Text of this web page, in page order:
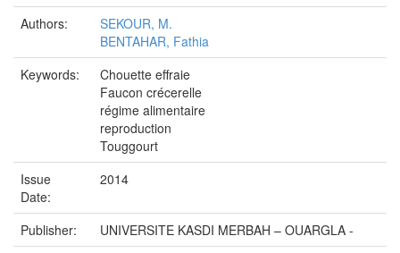
Authors:
SEKOUR, M.
BENTAHAR, Fathia
Keywords:
Chouette effraie
Faucon crécerelle
régime alimentaire
reproduction
Touggourt
Issue
Date:
2014
Publisher:
UNIVERSITE KASDI MERBAH – OUARGLA -